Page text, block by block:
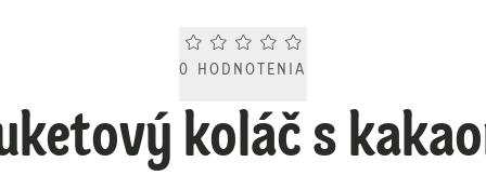
Current rating 0.0. Click to rate.
0 HODNOTENIA
koláč s